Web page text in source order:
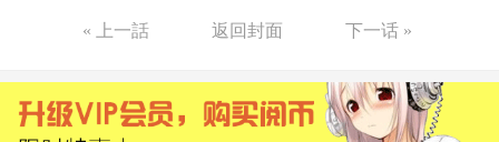
« 上一話 返回封面 下一话 »